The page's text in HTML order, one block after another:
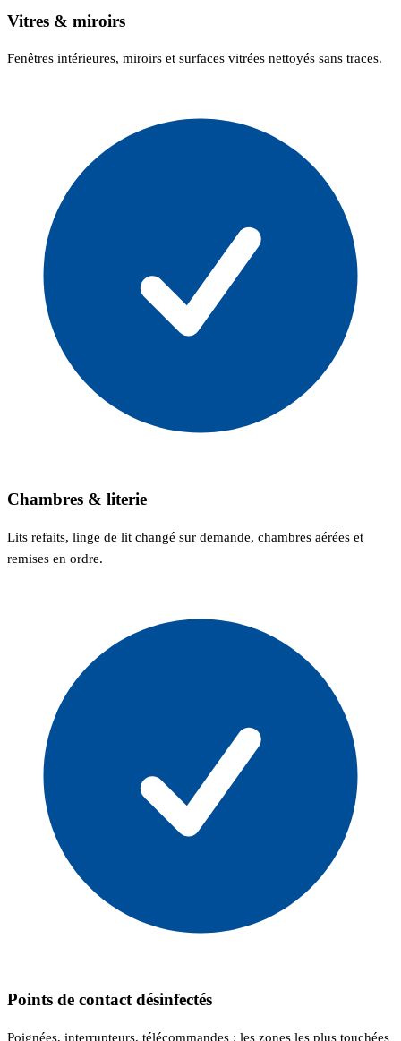
Vitres & miroirs
Fenêtres intérieures, miroirs et surfaces vitrées nettoyés sans traces.
Chambres & literie
Lits refaits, linge de lit changé sur demande, chambres aérées et
remises en ordre.
Points de contact désinfectés
Poignées, interrupteurs, télécommandes : les zones les plus touchées